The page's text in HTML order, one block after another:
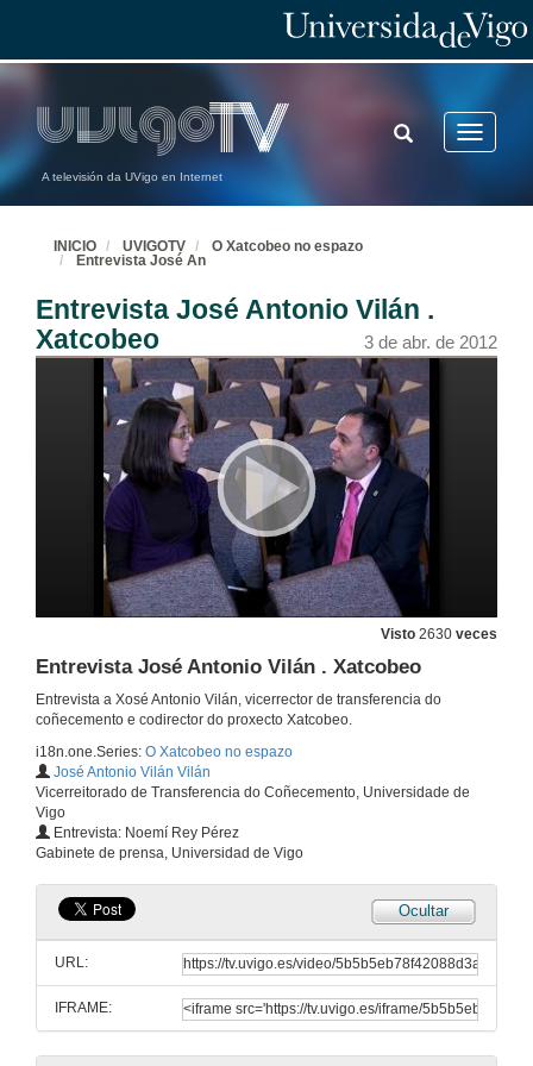
A televisión da UVigo en Internet
Toggle
TOGGLE
SEARCH
INICIO UVIGOTV
O Xatcobeo no espazo
Entrevista José An
Entrevista José Antonio Vilán .
Xatcobeo
3 de abr. de 2012
Visto 2630 veces
Entrevista José Antonio Vilán . Xatcobeo
Entrevista a Xosé Antonio Vilán, vicerrector de transferencia do
coñecemento e codirector do proxecto Xatcobeo.
i18n.one.Series: O Xatcobeo no espazo
José Antonio Vilán Vilán
Vicerreitorado de Transferencia do Coñecemento, Universidade de
Vigo
Entrevista: Noemí Rey Pérez
Gabinete de prensa, Universidad de Vigo
Ocultar
URL:
IFRAME:
13 de feb. de 2012
13 de feb. de 2012
Posta en Órbita do Xatcobeo
13 de feb. de 2012
Entrevista Fernando Aguado. Xatcobeo